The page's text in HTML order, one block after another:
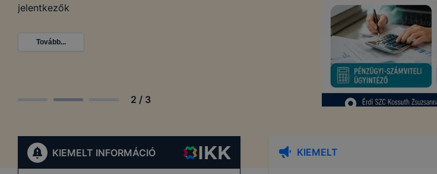
jelentkezők
Tovább...
2 / 3
KIEMELT INFORMÁCIÓ KIEMELT